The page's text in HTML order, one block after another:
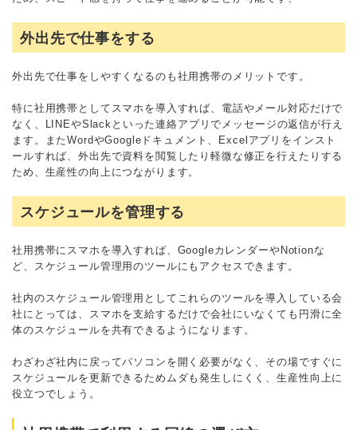
外出先で仕事をする
外出先で仕事をしやすくなるのも社用携帯のメリットです。
特に社用携帯としてスマホを導入すれば、電話やメール対応だけで
なく、LINEやSlackといった連絡アプリでメッセージの返信が行え
ます。またWordやGoogleドキュメント、Excelアプリをインスト
ールすれば、外出先で資料を閲覧したり軽微な修正を行えたりする
ため、生産性の向上につながります。
スケジュールを管理する
社用携帯にスマホを導入すれば、GoogleカレンダーやNotionな
ど、スケジュール管理用のツールにもアクセスできます。
社内のスケジュール管理用としてこれらのツールを導入している会
社にとっては、スマホを支給するだけで会社にいなくても円滑に全
体のスケジュールを共有できるようになります。
わざわざ社内に戻ってパソコンを開く必要がなく、その場ですぐに
スケジュールを更新できるためムダも発生しにくく、生産性向上に
役立つでしょう。